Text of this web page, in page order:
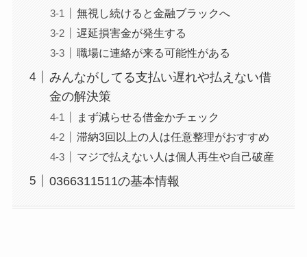
無視し続けると金融ブラックへ
遅延損害金が発生する
職場に連絡が来る可能性がある
みんながしてる支払い遅れや払えない借
金の解決策
まず減らせる借金かチェック
滞納3回以上の人は任意整理がおすすめ
マジで払えない人は個人再生や自己破産
0366311511の基本情報